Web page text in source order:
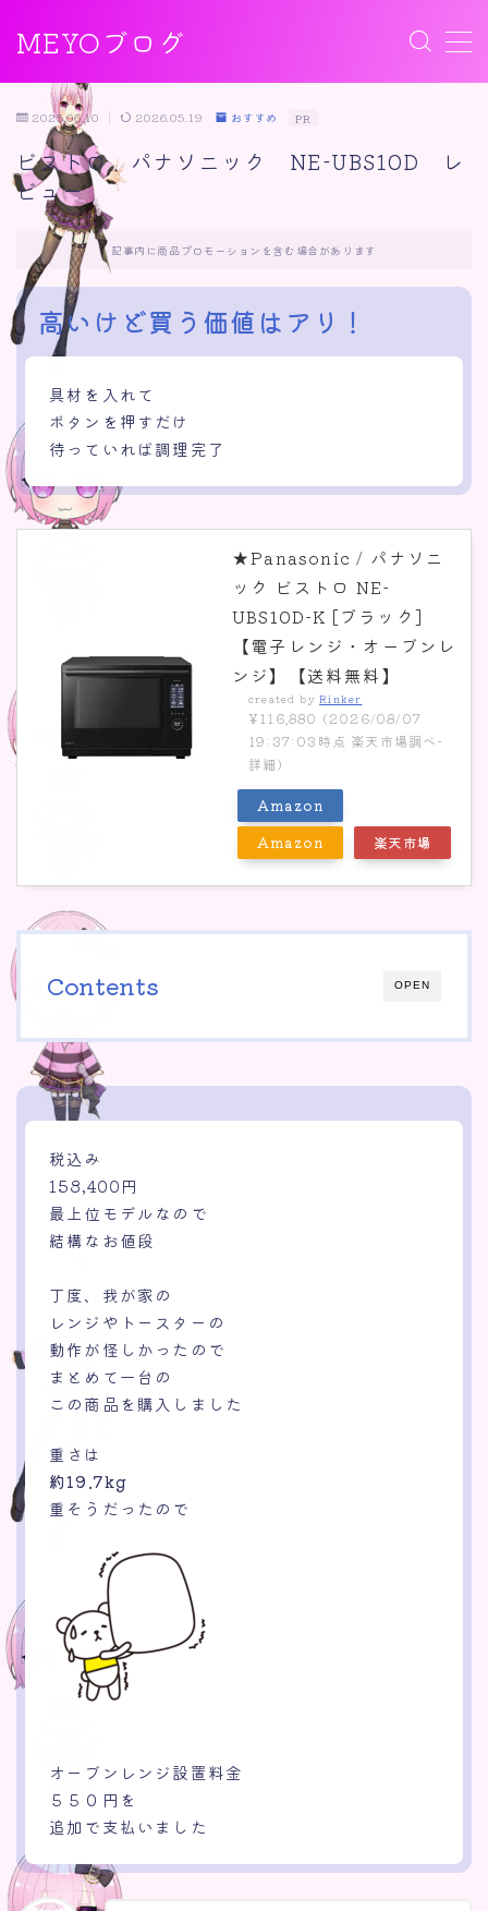
MEYOブログ
MENU
ゲーム
音楽
おすすめ
雑記
カテゴリー
おすすめ
ゲーム
便利表
雑記
咳が出る 治らない 市販薬
SoundRoom
黒井スーパーマーケット
ティラノビルダー ウェブブラウザ conoha
2025.06.10 2026.05.19 おすすめ PR
ビストロ パナソニック NE-UBS10D レ
ビュー
記事内に商品プロモーションを含む場合があります
高いけど買う価値はアリ！
具材を入れて
ボタンを押すだけ
待っていれば調理完了
★Panasonic / パナソニ
ック ビストロ NE-
UBS10D-K [ブラック]
【電子レンジ・オーブンレ
ンジ】【送料無料】
created byRinker
¥116,880 (2026/08/07
19:37:03時点 楽天市場調べ-
詳細)
Amazon
Amazon
楽天市場
OPEN
Contents
税込み
158,400円
最上位モデルなので
結構なお値段
丁度、我が家の
レンジやトースターの
動作が怪しかったので
まとめて一台の
この商品を購入しました
重さは
約19.7kg
重そうだったので
オーブンレンジ設置料金
５５０円を
追加で支払いました